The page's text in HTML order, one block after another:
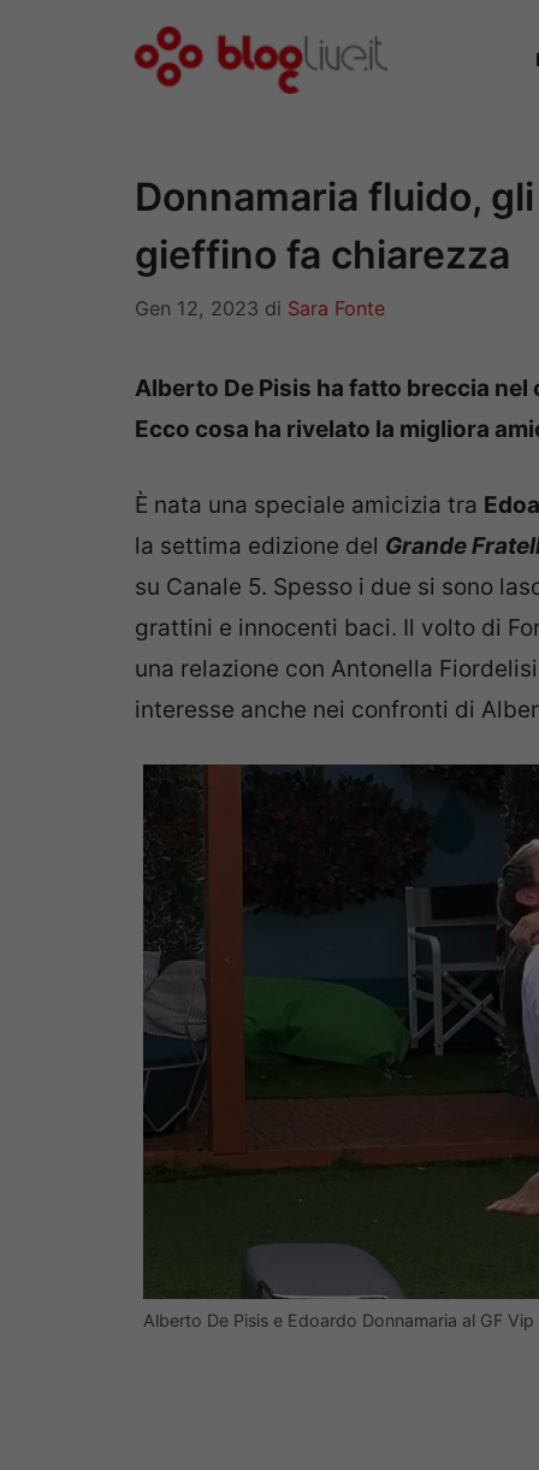
Donnamaria fluido,
gieffino fa chiarezza
Gen 12, 2023 di Sara Fonte
Alberto De Pisis ha fatto breccia nel
Ecco cosa ha rivelato la migliora
È nata una speciale amicizia tra
la settima edizione del Grande
su Canale 5. Spesso i due si sono
grattini e innocenti baci. Il volto di
una relazione con Antonella
interesse anche nei confronti di
Alberto De Pisis e Edoardo Donnamaria al GF